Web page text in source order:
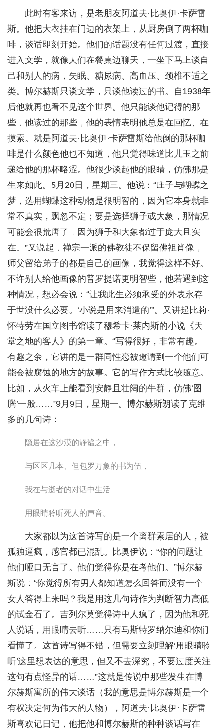
此时有客来访，是老朋友阿道夫·比奥伊·卡萨雷
斯。他把大衣挂在门边的衣架上，从厨房倒了两杯咖
啡，谈话即刻开始。他们的话题没有任何过渡，直接
进入文学，就像人们在餐桌边聊天，一坐下马上谈自
己和别人的病，失眠、糖尿病、高血压、颈椎不适之
类。博尔赫斯只谈文学，只谈他读过的书。自1938年
后他就再也看不见这个世界。他只能谈他记得的那
些，他读过的那些，他的表情表明他总是在回忆、在
摸索。就是阿道夫·比奥伊·卡萨雷斯给他倒的那杯咖
啡是什么颜色他也不知道，他只觉得味道比儿玉之前
递给他的那杯略涩。他很少谈起他的眼睛，仿佛那是
生来如此。5月20日，星期三。他说：“庄子与蝴蝶之
梦，选用蝴蝶这种动物是很明智的，因为它本身就非
常不真实，飘忽不定；要是选择狮子或大象，那情况
可能会很荒唐了，因为狮子和大象都过于庞大且实
在。”又说起，禅宗一派的佛教徒不保留佛祖肖像，
师父留给弟子的都是自己的画像，我觉得这样不好。
不许别人给他画像的普罗提诺更明智些，他若遇到这
种情况，想必会说：“让我此生必须承受的外表永存
于世没什么必要。‘小说是用来消遣的’”。又讲起比莉·
怀特劳在国立图书馆读了穆希卡·莱内斯的小说《天
堂之地的客人》的第一章。“写得很好，非常有趣。
有趣之余，它讲的是一群同性恋被邀请到一个他们可
能会被腐蚀的地方的故事。它的写作方式比较随意。
比如，从火车上能看到安静且壮阔的牛群，仿佛‘图
腾’一般……”9月9日，星期一。博尔赫斯朗读了克维
多的几句诗：
隐居在这沙漠的静谧之中，
与区区几本、但包罗万象的书为伍，
我在与逝者的对话中生活
用眼睛聆听死人的声音。
大家都以为这首诗写的是一个离群索居的人，被
孤独逼疯，感官都已混乱。比奥伊说：“你的问题让
他们哑口无言了。他们觉得你是在考他们。”博尔赫
斯说：“你觉得所有男人都知道怎么回答而没有一个
女人答得上来吗？我是用这几句诗作为判断智力高低
的试金石了。吉列尔莫觉得诗中人疯了，因为他和死
人说话，用眼睛去听……只有马斯特罗纳尔迪和你们
看懂了。这首诗写得不错，但需要立刻理解‘用眼睛聆
听’这里想表达的意思，但又不去深究，不要过度关注
这句有点怪异的话……”这就是传说中那些发生在博
尔赫斯寓所的伟大谈话（我的意思是博尔赫斯是一个
有权决定何为伟大的人物），阿道夫·比奥伊·卡萨雷
斯喜欢记日记，他把他和博尔赫斯的种种谈话写在